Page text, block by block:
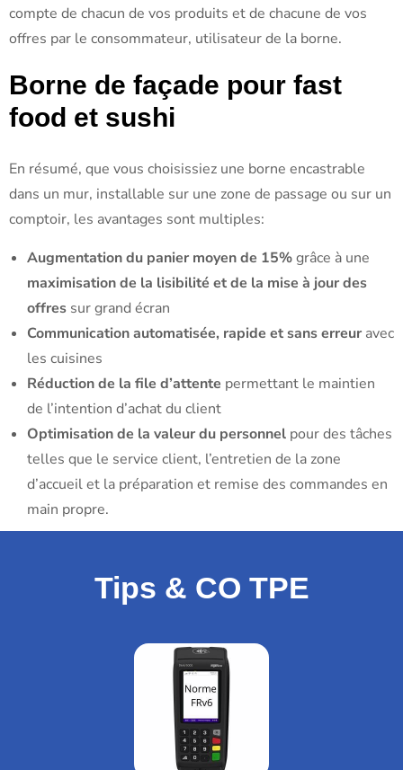
compte de chacun de vos produits et de chacune de vos
offres par le consommateur, utilisateur de la borne.
Borne de façade pour fast
food et sushi
En résumé, que vous choisissiez une borne encastrable
dans un mur, installable sur une zone de passage ou sur un
comptoir, les avantages sont multiples:
Augmentation du panier moyen de 15%grâce à une
maximisation de la lisibilité et de la mise à jour des
offres sur grand écran
Communication automatisée, rapide et sans erreur avec
les cuisines
Réduction de la file d’attente permettant le maintien
de l’intention d’achat du client
Optimisation de la valeur du personnel pour des tâches
telles que le service client, l’entretien de la zone
d’accueil et la préparation et remise des commandes en
main propre.
Tips & CO TPE